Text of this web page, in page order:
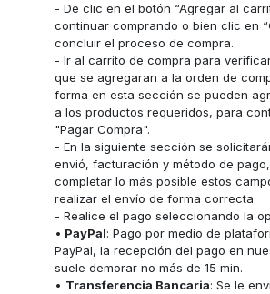
- De clic en el botón “Agregar al
continuar comprando o bien clic en
concluir el proceso de compra.
- Ir al carrito de compra para
que se agregaran a la orden de
forma en esta sección se pueden
a los productos requeridos, para
"Pagar Compra".
- En la siguiente sección se
envió, facturación y método de
completar lo más posible estos
realizar el envío de forma correcta.
- Realice el pago seleccionando la
• PayPal: Pago por medio de
PayPal, la recepción del pago en
suele demorar no más de 15 min.
• Transferencia Bancaria: Se le